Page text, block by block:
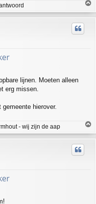
o
p
lijnen. Moeten alleen
erg missen.
hierover.
- wij zijn de aap
p